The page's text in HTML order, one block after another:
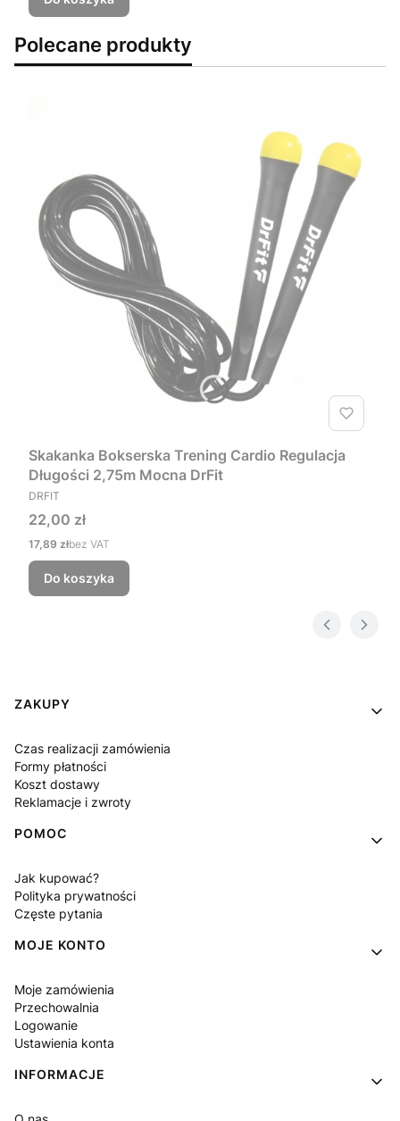
Polecane produkty
Skakanka Bokserska Trening Cardio Regulacja
Długości 2,75m Mocna DrFit
PRODUCENT
DRFIT
Cena
22,00 zł
Cena
17,89 złbez VAT
Do koszyka
Linki w stopce
ZAKUPY
Czas realizacji zamówienia
Formy płatności
Koszt dostawy
Reklamacje i zwroty
POMOC
Jak kupować?
Polityka prywatności
Częste pytania
MOJE KONTO
Moje zamówienia
Przechowalnia
Logowanie
Ustawienia konta
INFORMACJE